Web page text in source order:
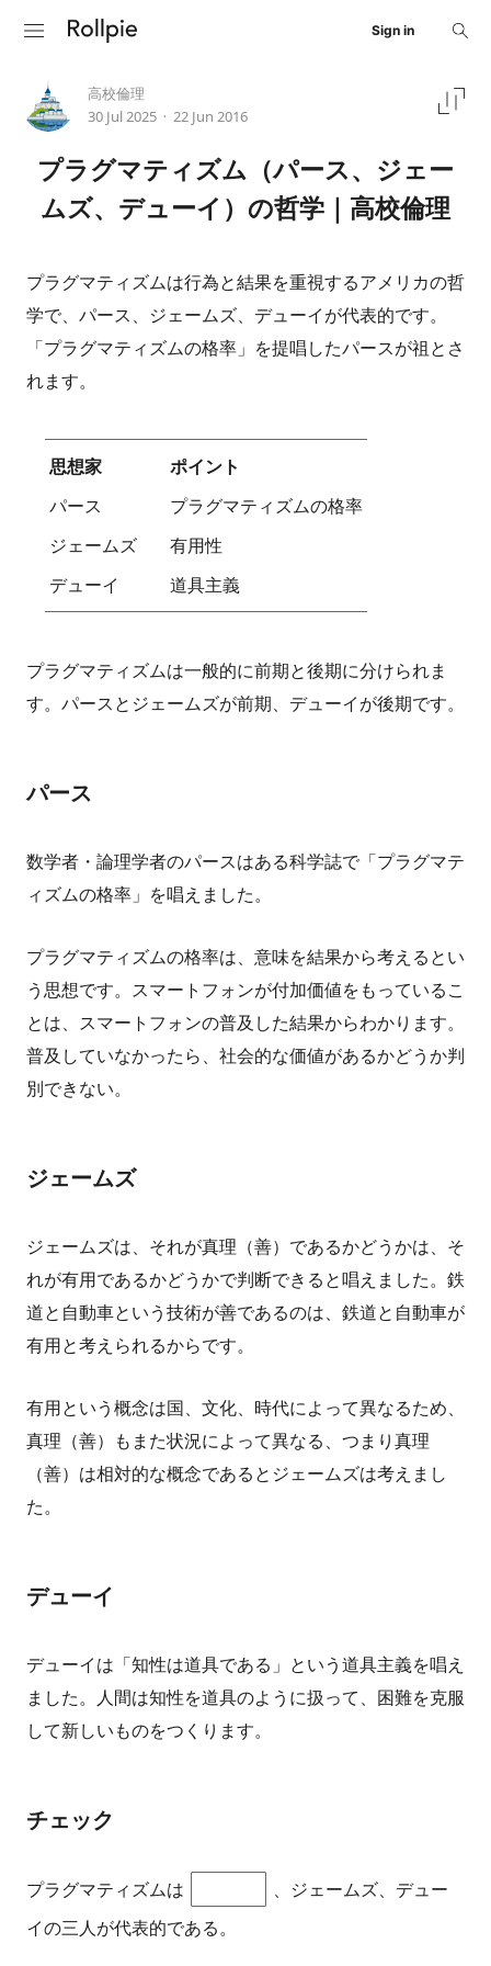
Sign in
高校倫理
30 Jul 2025 • 22 Jun 2016
プラグマティズム（パース、ジェー
ムズ、デューイ）の哲学｜高校倫理
プラグマティズムは行為と結果を重視するアメリカの哲
学で、パース、ジェームズ、デューイが代表的です。
「プラグマティズムの格率」を提唱したパースが祖とさ
れます。
思想家
ポイント
パース
プラグマティズムの格率
ジェームズ
有用性
デューイ
道具主義
プラグマティズムは一般的に前期と後期に分けられま
す。パースとジェームズが前期、デューイが後期です。
パース
数学者・論理学者のパースはある科学誌で「プラグマテ
ィズムの格率」を唱えました。
プラグマティズムの格率は、意味を結果から考えるとい
う思想です。スマートフォンが付加価値をもっているこ
とは、スマートフォンの普及した結果からわかります。
普及していなかったら、社会的な価値があるかどうか判
別できない。
ジェームズ
ジェームズは、それが真理（善）であるかどうかは、そ
れが有用であるかどうかで判断できると唱えました。鉄
道と自動車という技術が善であるのは、鉄道と自動車が
有用と考えられるからです。
有用という概念は国、文化、時代によって異なるため、
真理（善）もまた状況によって異なる、つまり真理
（善）は相対的な概念であるとジェームズは考えまし
た。
デューイ
デューイは「知性は道具である」という道具主義を唱え
ました。人間は知性を道具のように扱って、困難を克服
して新しいものをつくります。
チェック
プラグマティズムは
、ジェームズ、デュー
イの三人が代表的である。